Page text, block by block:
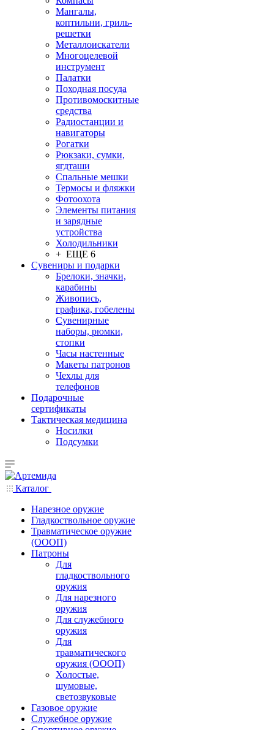
Мангалы,
коптильни, гриль-
решетки
Металлоискатели
Многоцелевой
инструмент
Палатки
Походная посуда
Противомоскитные
средства
Радиостанции и
навигаторы
Рогатки
Рюкзаки, сумки,
ягдташи
Спальные мешки
Термосы и фляжки
Фотоохота
Элементы питания
и зарядные
устройства
Холодильники
+ ЕЩЕ 6
Сувениры и подарки
Брелоки, значки,
карабины
Живопись,
графика, гобелены
Сувенирные
наборы, рюмки,
стопки
Часы настенные
Макеты патронов
Чехлы для
телефонов
Подарочные
сертификаты
Тактическая медицина
Носилки
Подсумки
Каталог
Нарезное оружие
Гладкоствольное оружие
Травматическое оружие
(ОООП)
Патроны
Для
гладкоствольного
оружия
Для нарезного
оружия
Для служебного
оружия
Для
травматического
оружия (ОООП)
Холостые,
шумовые,
светозвуковые
Газовое оружие
Служебное оружие